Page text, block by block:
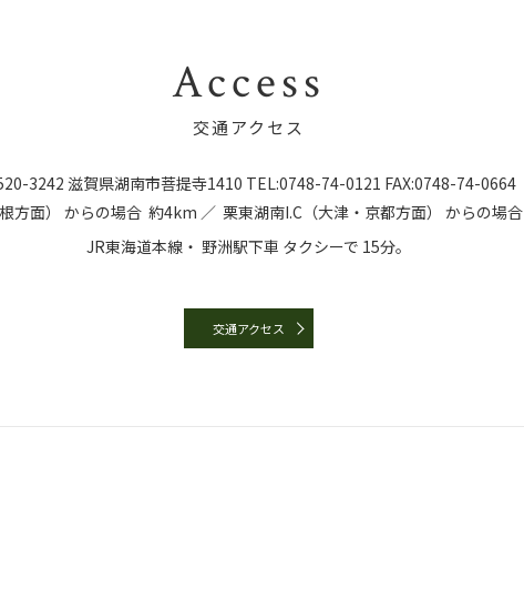
Access
交通アクセス
3242 滋賀県湖南市菩提寺1410 TEL:0748-74-0121 FAX:0748-74-0664
方面） からの場合 約4km ／ 栗東湖南I.C（大津・京都方面） からの場合
JR東海道本線・ 野洲駅下車 タクシーで 15分。
交通アクセス